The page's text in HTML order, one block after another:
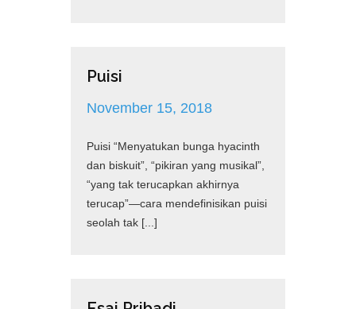
Puisi
November 15, 2018
Puisi “Menyatukan bunga hyacinth
dan biskuit”, “pikiran yang musikal”,
“yang tak terucapkan akhirnya
terucap”—cara mendefinisikan puisi
seolah tak [...]